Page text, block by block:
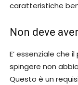
caratteristiche
Non deve
E’ essenziale che
spingere non
Questo è un